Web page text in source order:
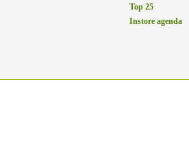
Top 25
Instore agenda